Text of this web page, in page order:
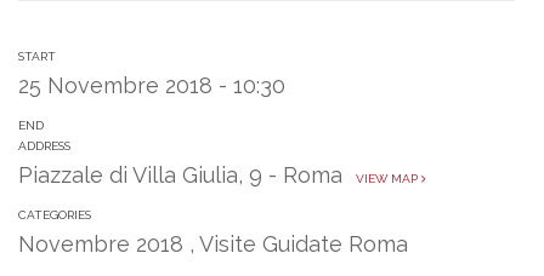
START
25 Novembre 2018 - 10:30
END
ADDRESS
Piazzale di Villa Giulia, 9 - Roma VIEW MAP
CATEGORIES
Novembre 2018 , Visite Guidate Roma